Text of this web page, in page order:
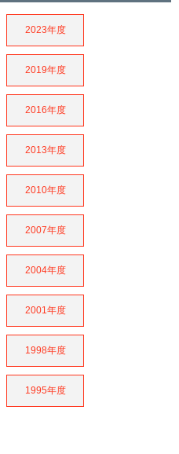
2023年度
2019年度
2016年度
2013年度
2010年度
2007年度
2004年度
2001年度
1998年度
1995年度